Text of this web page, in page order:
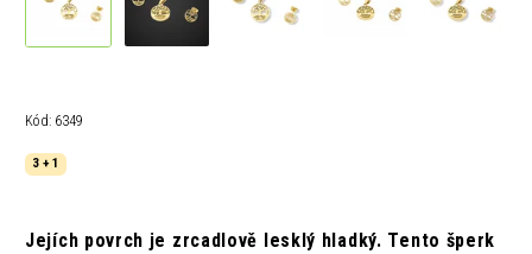
Kód: 6349
3 + 1
Jejích povrch je zrcadlově lesklý hladký. Tento šperk